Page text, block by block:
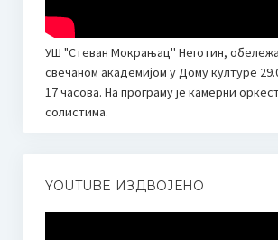
Школски лист
Музичка Снохватица бр. 1
Музичка Снохватица бр. 2
Финансије
УШ "Стеван Мокрањац'' Неготин,
свечаном академијом у Дому културе
17 часова. На програму је камерни
солистима.
YOUTUBE ИЗДВОЈЕНО